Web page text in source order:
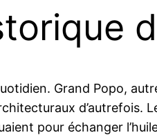
Grand Popo,
d’autrefois.
pour échanger